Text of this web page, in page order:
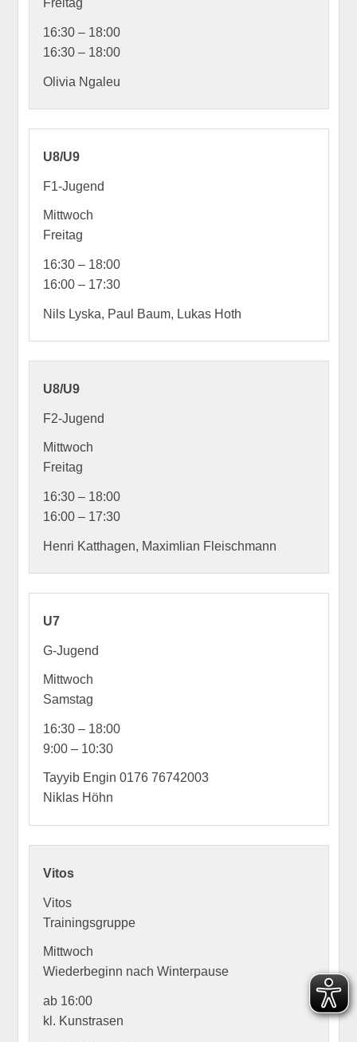
Freitag
16:30 – 18:00
16:30 – 18:00
Olivia Ngaleu
U8/U9
F1-Jugend
Mittwoch
Freitag
16:30 – 18:00
16:00 – 17:30
Nils Lyska, Paul Baum, Lukas Hoth
U8/U9
F2-Jugend
Mittwoch
Freitag
16:30 – 18:00
16:00 – 17:30
Henri Katthagen, Maximlian Fleischmann
U7
G-Jugend
Mittwoch
Samstag
16:30 – 18:00
9:00 – 10:30
Tayyib Engin 0176 76742003
Niklas Höhn
Vitos
Vitos
Trainingsgruppe
Mittwoch
Wiederbeginn nach Winterpause
ab 16:00
kl. Kunstrasen